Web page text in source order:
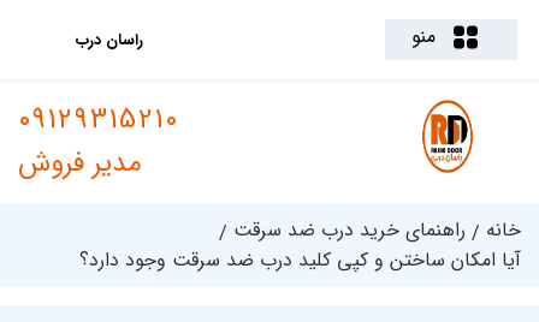
منو راسان درب
09129315210
مدیر فروش
خانه
راهنمای خرید درب ضد سرقت
آیا امکان ساختن و کپی کلید درب ضد سرقت وجود دارد؟